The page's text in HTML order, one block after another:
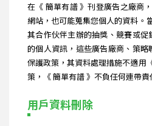
在《 簡單有譜 》刊登廣告之廠商
網站，也可能蒐集您個人的資料。
其合作伙伴主辦的抽獎、競賽或
的個人資訊，這些廣告廠商、策
保護政策，其資料處理措施不適用
策，《 簡單有譜 》不負任何連帶責
用戶資料刪除